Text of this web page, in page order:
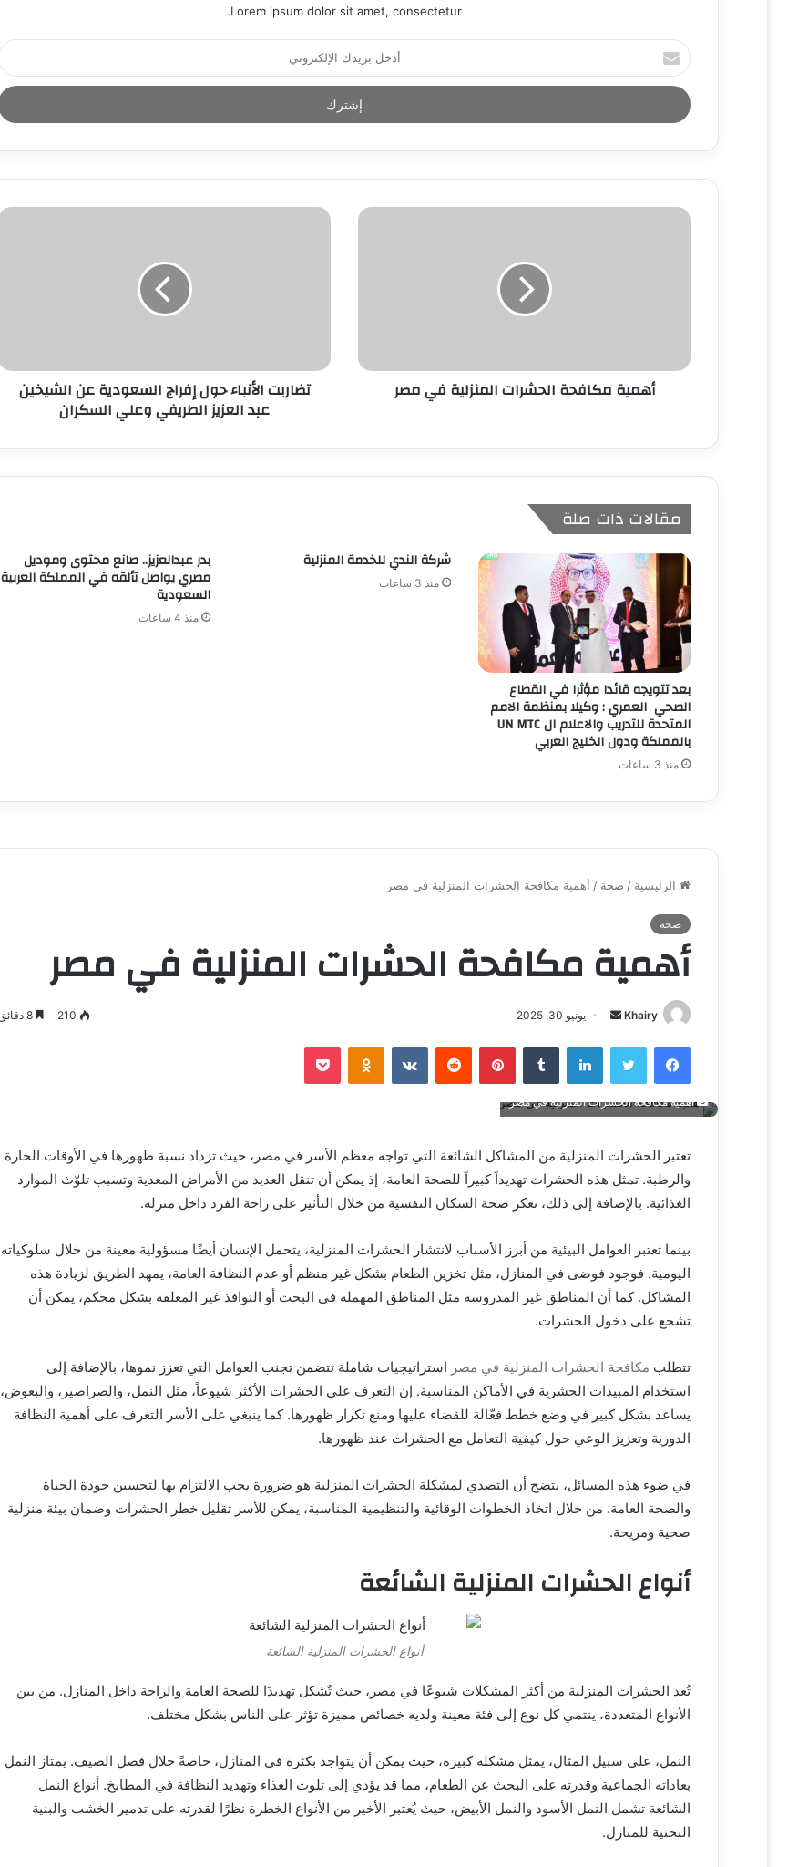
Lorem ipsum dolor sit amet, consectetur.
أ
د
خ
ل
د
ا
أهمية مكافحة الحشرات المنزلية في مصر تضاربت الأنباء حول إفراج السعودية عن الشيخين
عبد العزيز الطريفي وعلي السكران
مقالات ذات صلة
بعد تتويجه قائدا مؤثرا في القطاع
الصحي العمري : وكيلا بمنظمة الامم
المتحدة للتدريب والاعلام ال UN MTC
بالمملكة ودول الخليج العربي
منذ 3 ساعات
شركة الندي للخدمة المنزلية
منذ 3 ساعات
بدر عبدالعزيز.. صانع محتوى وموديل
مصري يواصل تألقه في المملكة العربية
السعودية
منذ 4 ساعات